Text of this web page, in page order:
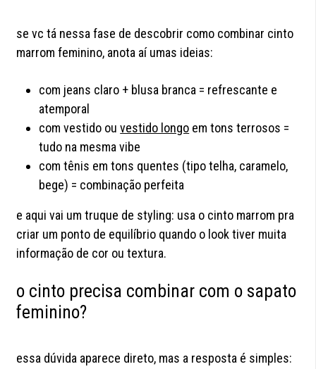
se vc tá nessa fase de descobrir como combinar cinto
marrom feminino, anota aí umas ideias:
com jeans claro + blusa branca = refrescante e
atemporal
com vestido ouvestido longo em tons terrosos =
tudo na mesma vibe
com tênis em tons quentes (tipo telha, caramelo,
bege) = combinação perfeita
e aqui vai um truque de styling: usa o cinto marrom pra
criar um ponto de equilíbrio quando o look tiver muita
informação de cor ou textura.
o cinto precisa combinar com o sapato
feminino?
essa dúvida aparece direto, mas a resposta é simples: